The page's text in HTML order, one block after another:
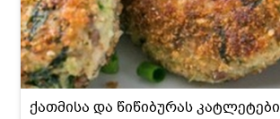
ქათმისა და წიწიბურას კატლეტები